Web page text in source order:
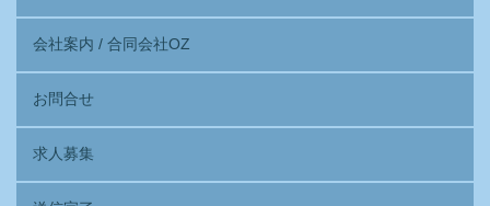
会社案内 / 合同会社OZ
お問合せ
求人募集